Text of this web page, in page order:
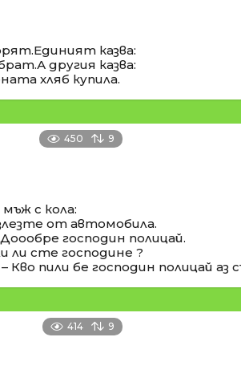
казва:
другия казва:
хляб купила.
450 9
с кола:
от автомобила.
господин полицай.
ли сте господине ?
Кво пили бе господин полицай аз
414 9